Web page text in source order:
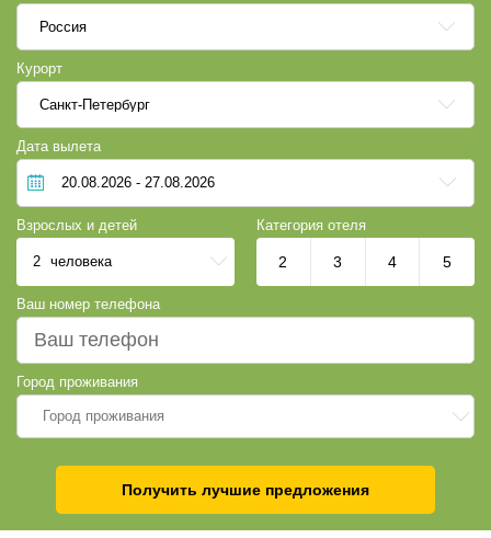
Россия
Курорт
Санкт-Петербург
Дата вылета
Взрослых и детей
2 человека
Категория отеля
2 3 4 5
Ваш номер телефона
Город проживания
Город проживания
Получить лучшие предложения